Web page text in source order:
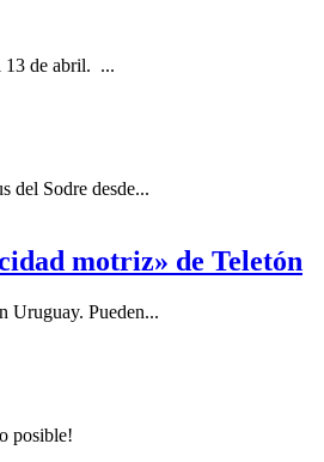
13 de abril. ...
del Sodre desde...
motriz» de Teletón
Uruguay. Pueden...
posible!